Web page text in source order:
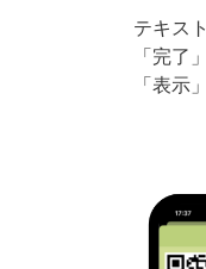
テキス
「完了
「表示